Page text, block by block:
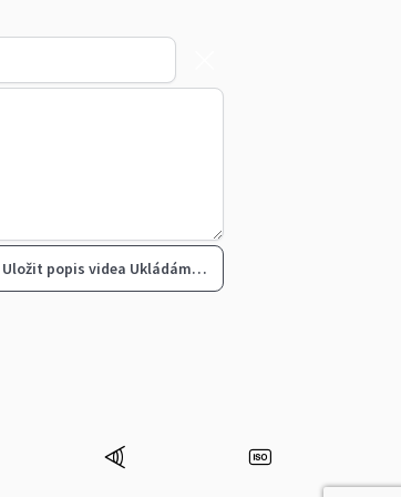
Uložit popis videa Ukládám…